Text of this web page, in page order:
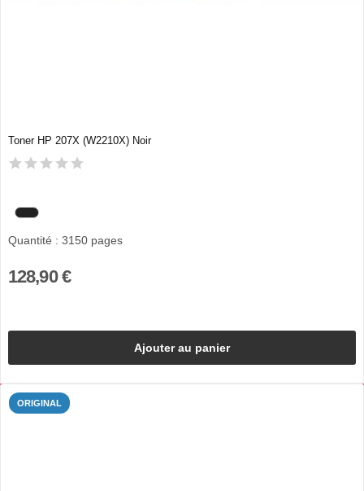
Toner HP 207X (W2210X) Noir
Quantité : 3150 pages
128,90 €
Ajouter au panier
ORIGINAL